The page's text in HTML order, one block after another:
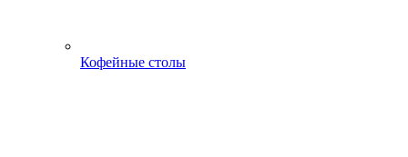
Кофейные столы